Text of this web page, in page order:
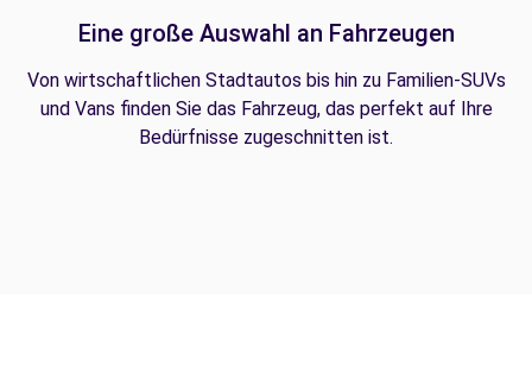
Eine große Auswahl an Fahrzeugen
Von wirtschaftlichen Stadtautos bis hin zu Familien-SUVs
und Vans finden Sie das Fahrzeug, das perfekt auf Ihre
Bedürfnisse zugeschnitten ist.